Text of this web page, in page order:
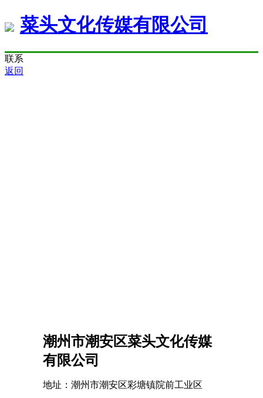
菜头文化传媒有限公司
联系
返回
潮州市潮安区菜头文化传媒
有限公司
地址：潮州市潮安区彩塘镇院前工业区